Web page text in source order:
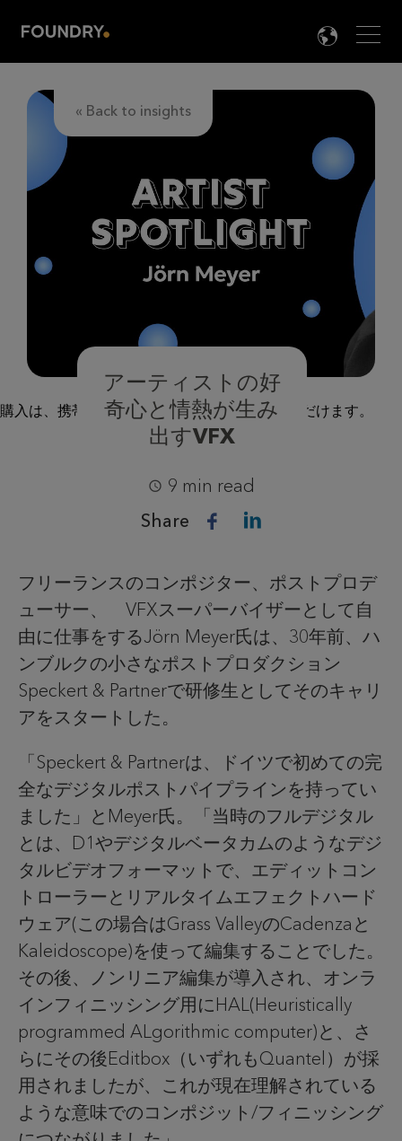

« Back to insights
アーティストの好
奇心と情熱が生み
出すVFX
9 min read
Share
フリーランスのコンポジター、ポストプロデ
ューサー、 VFXスーパーバイザーとして自
由に仕事をするJörn Meyer氏は、30年前、ハ
ンブルクの小さなポストプロダクション
Speckert & Partnerで研修生としてそのキャリ
アをスタートした。
「Speckert & Partnerは、ドイツで初めての完
全なデジタルポストパイプラインを持ってい
ました」とMeyer氏。「当時のフルデジタル
とは、D1やデジタルベータカムのようなデジ
タルビデオフォーマットで、エディットコン
トローラーとリアルタイムエフェクトハード
ウェア(この場合はGrass ValleyのCadenzaと
Kaleidoscope)を使って編集することでした。
その後、ノンリニア編集が導入され、オンラ
インフィニッシング用にHAL(Heuristically
programmed ALgorithmic computer)と、さ
らにその後Editbox（いずれもQuantel）が採
用されましたが、これが現在理解されている
ような意味でのコンポジット/フィニッシング